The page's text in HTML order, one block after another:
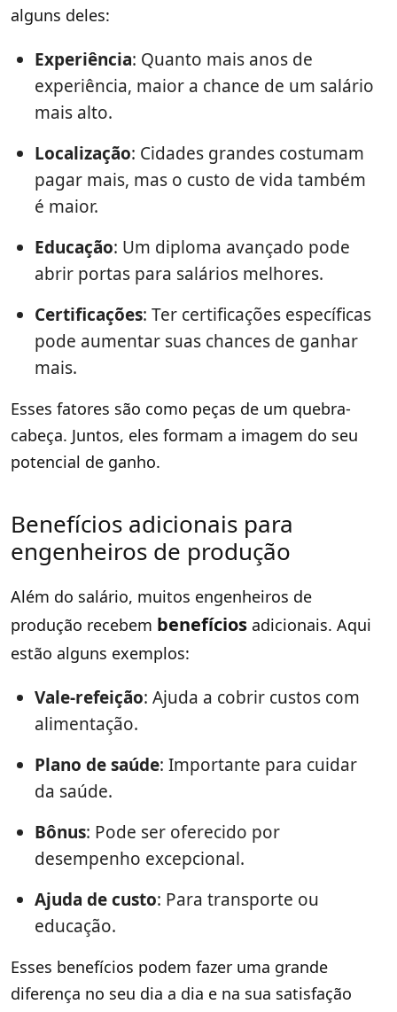
alguns deles:
Experiência: Quanto mais anos de
experiência, maior a chance de um salário
mais alto.
Localização: Cidades grandes costumam
pagar mais, mas o custo de vida também
é maior.
Educação: Um diploma avançado pode
abrir portas para salários melhores.
Certificações: Ter certificações específicas
pode aumentar suas chances de ganhar
mais.
Esses fatores são como peças de um quebra-
cabeça. Juntos, eles formam a imagem do seu
potencial de ganho.
Benefícios adicionais para
engenheiros de produção
Além do salário, muitos engenheiros de
produção recebem benefícios adicionais. Aqui
estão alguns exemplos:
Vale-refeição: Ajuda a cobrir custos com
alimentação.
Plano de saúde: Importante para cuidar
da saúde.
Bônus: Pode ser oferecido por
desempenho excepcional.
Ajuda de custo: Para transporte ou
educação.
Esses benefícios podem fazer uma grande
diferença no seu dia a dia e na sua satisfação